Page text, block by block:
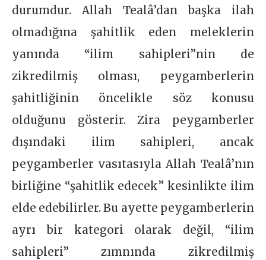
durumdur. Allah Tealâ’dan başka ilah
olmadığına şahitlik eden meleklerin
yanında “ilim sahipleri”nin de
zikredilmiş olması, peygamberlerin
şahitliğinin öncelikle söz konusu
olduğunu gösterir. Zira peygamberler
dışındaki ilim sahipleri, ancak
peygamberler vasıtasıyla Allah Tealâ’nın
birliğine “şahitlik edecek” kesinlikte ilim
elde edebilirler. Bu ayette peygamberlerin
ayrı bir kategori olarak değil, “ilim
sahipleri” zımnında zikredilmiş